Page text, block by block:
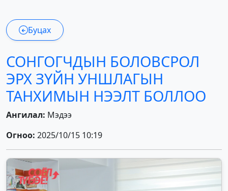
Буцах
СОНГОГЧДЫН БОЛОВСРОЛ
ЭРХ ЗҮЙН УНШЛАГЫН
ТАНХИМЫН НЭЭЛТ БОЛЛОО
Ангилал: Мэдээ
Огноо: 2025/10/15 10:19